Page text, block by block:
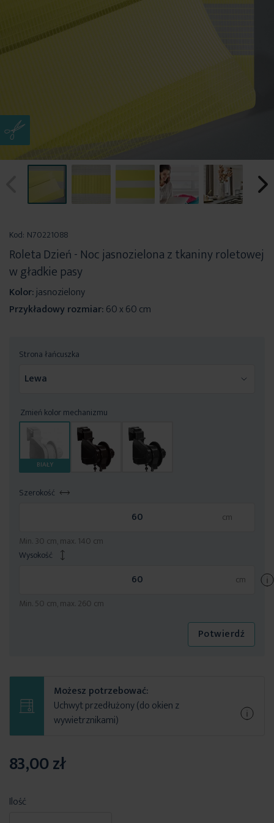
początek
galerii
Kod: N70221088
Roleta Dzień - Noc jasnozielona z tkaniny roletowej
w gładkie pasy
Kolor:jasnozielony
Przykładowy rozmiar:60 x 60 cm
Strona łańcuszka
Zmień kolor mechanizmu
BIAŁY
Szerokość
Min. 30 cm, max. 140 cm
Wysokość
Min. 50 cm, max. 260 cm
Potwierdź
Możesz potrzebować:
Uchwyt przedłużony (do okien z
wywietrznikami)
83,00 zł
Ilość